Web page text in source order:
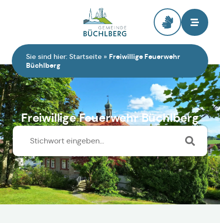
Sie sind hier: Startseite » Freiwillige Feuerwehr
Büchlberg
Freiwillige Feuerwehr Büchlberg